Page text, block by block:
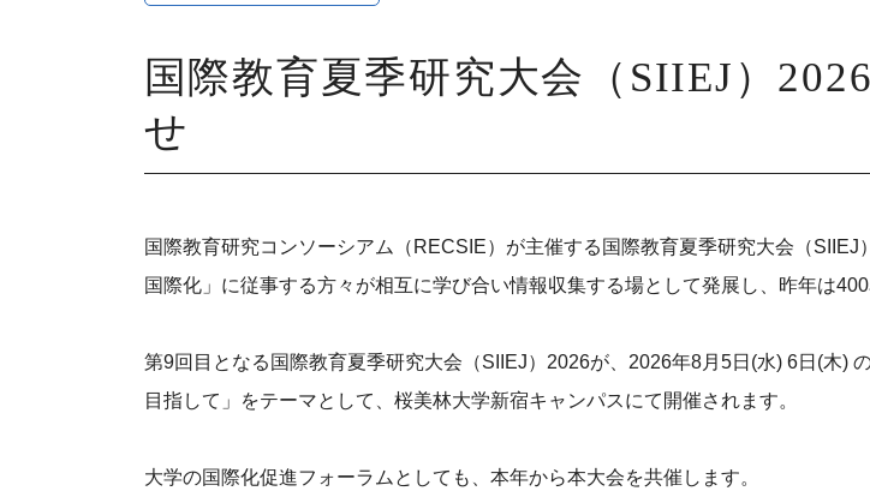
国際教育夏季研究大会（SIIEJ）
せ
国際教育研究コンソーシアム（RECSIE）が主催する国際教育夏季研究大会（
国際化」に従事する方々が相互に学び合い情報収集する場として発展し、昨年は
第9回目となる国際教育夏季研究大会（SIIEJ）2026が、2026年8月5日(水) 6日(木)
目指して」をテーマとして、桜美林大学新宿キャンパスにて開催されます。
大学の国際化促進フォーラムとしても、本年から本大会を共催します。